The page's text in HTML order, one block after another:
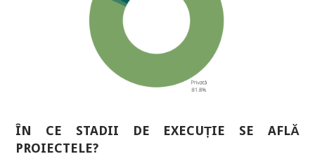
ÎN CE STADII DE EXECUȚIE SE AFLĂ
PROIECTELE?